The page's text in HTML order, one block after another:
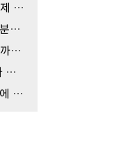
[칼럼] 학폭행정심판, 생기부 삭제 가능할까?
[칼럼] 학폭위절차, 4호 이상 처분을 피하려면
[칼럼] 학폭따돌림, 생기부 기록까지 이어질 수 있습…
소년원 9호 처분, 소년원 송치가 결정됐다면
[칼럼] 학폭 7호, 생기부와 입시에 미치는 영향은